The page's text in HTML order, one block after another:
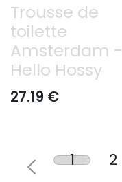
Trousse de
toilette
Amsterdam -
Hello Hossy
27.19 €
1 2